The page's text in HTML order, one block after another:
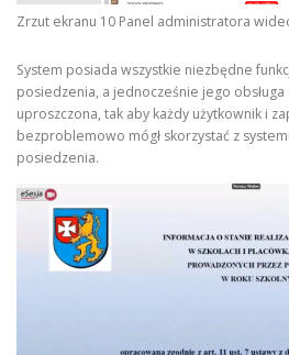
Zrzut ekranu 10 Panel administratora
System posiada wszystkie niezbędne
posiedzenia, a jednocześnie jego obsługa
uproszczona, tak aby każdy użytkownik i
bezproblemowo mógł skorzystać z
posiedzenia.